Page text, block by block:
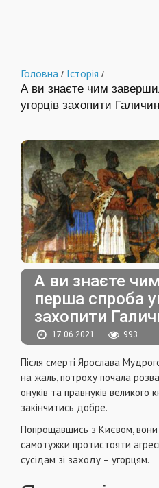
Головна / Історія /
А ви знаєте чим
угорців захопити
А ви знаєте
перша спроба
захопити
17.06.2021 993
Після смерті Ярослава
на жаль, потроху почала
онуків та правнуків великого
закінчитись добре.
Попрощавшись з Києвом,
самотужки протистояти
сусідам зі заходу – угорцям.